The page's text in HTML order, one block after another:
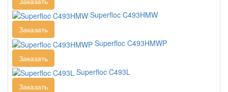
Superfloc C493HMW
Заказать
Superfloc C493HMWP
Заказать
Superfloc C493L
Заказать